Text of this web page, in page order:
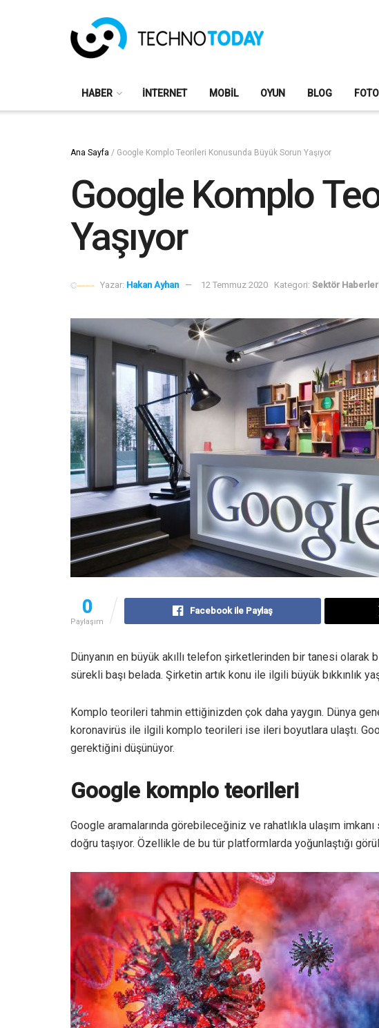
HABER İNTERNET MOBIL OYUN BLOG
Ana Sayfa / Google Komplo Teorileri Konusunda Büyük Sorun Yaşıyor
Google Komplo
Yaşıyor
Yazar: Hakan Ayhan 12 Temmuz 2020 Kategori: Sektör
0
Paylaşım
Facebook ile Paylaş
Dünyanın en büyük akıllı telefon şirketlerinden bir tanesi olarak
sürekli başı belada. Şirketin artık konu ile ilgili büyük bıkkınlık
Komplo teorileri tahmin ettiğinizden çok daha yaygın. Dünya
koronavirüs ile ilgili komplo teorileri ise ileri boyutlara ulaştı.
gerektiğini düşünüyor.
Google komplo teorileri
Google aramalarında görebileceğiniz ve rahatlıkla ulaşım
doğru taşıyor. Özellikle de bu tür platformlarda yoğunlaştığı